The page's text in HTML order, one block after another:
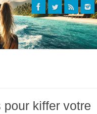
kiffer votre